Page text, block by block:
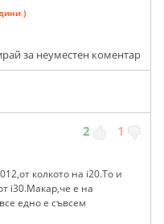
)
за неуместен коментар
2 1
колкото на i20.То и
i30.Макар,че е на
едно е съвсем